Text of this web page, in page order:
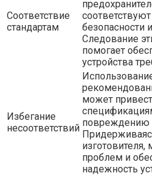
Соответствие
стандартам
безопасности
Следование
помогает
устройства
Избегание
несоответствий
может
повреждению
проблем и
надежность